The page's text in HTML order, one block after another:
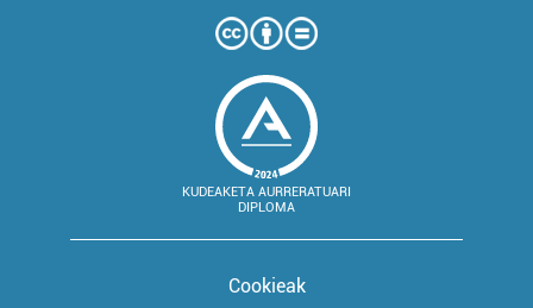
KUDEAKETA AURRERATUARI
DIPLOMA
Cookieak